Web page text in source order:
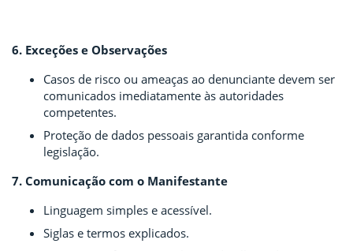
6. Exceções e Observações
Casos de risco ou ameaças ao denunciante devem ser
comunicados imediatamente às autoridades
competentes.
Proteção de dados pessoais garantida conforme
legislação.
7. Comunicação com o Manifestante
Linguagem simples e acessível.
Siglas e termos explicados.